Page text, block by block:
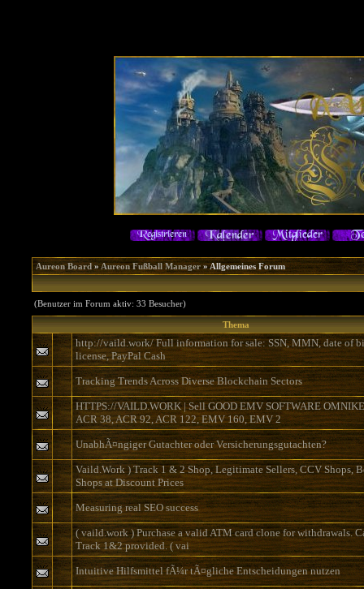
Aureon Board»Aureon Fußball Manager» Allgemeines Forum
(Benutzer im Forum aktiv: 33 Besucher)
Thema
http://vaild.work/ Full information for sale: SSN, MMN, date of
license, PayPal Cash
Tracking Trends Across Diverse Blockchain Sectors
HTTPS://VAILD.WORK | Sell GOOD EMV SOFTWARE
ACR 38, ACR 92, ACR 122, EMV 160, EMV 2
UnabhÃ¤ngiger Gutachter oder Versicherungsgutachten?
Vaild.Work ) Track 1 & 2 Shop, Legitimate Sellers, CCV Shops,
Shops at Discount Prices
Measuring real SEO success
( vaild.work ) Purchase a valid ATM card clone for withdrawals.
Track 1&2 provided. ( vai
Intuitive Hilfsmittel fÃ¼r tÃ¤gliche Entscheidungen nutzen